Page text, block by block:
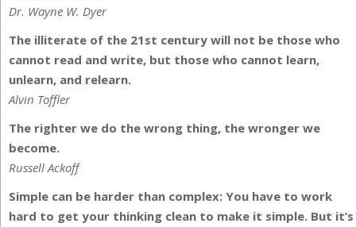
Dr. Wayne W. Dyer
The illiterate of the 21st century will not be those who
cannot read and write, but those who cannot learn,
unlearn, and relearn.
Alvin Toffler
The righter we do the wrong thing, the wronger we
become.
Russell Ackoff
Simple can be harder than complex: You have to work
hard to get your thinking clean to make it simple. But it’s